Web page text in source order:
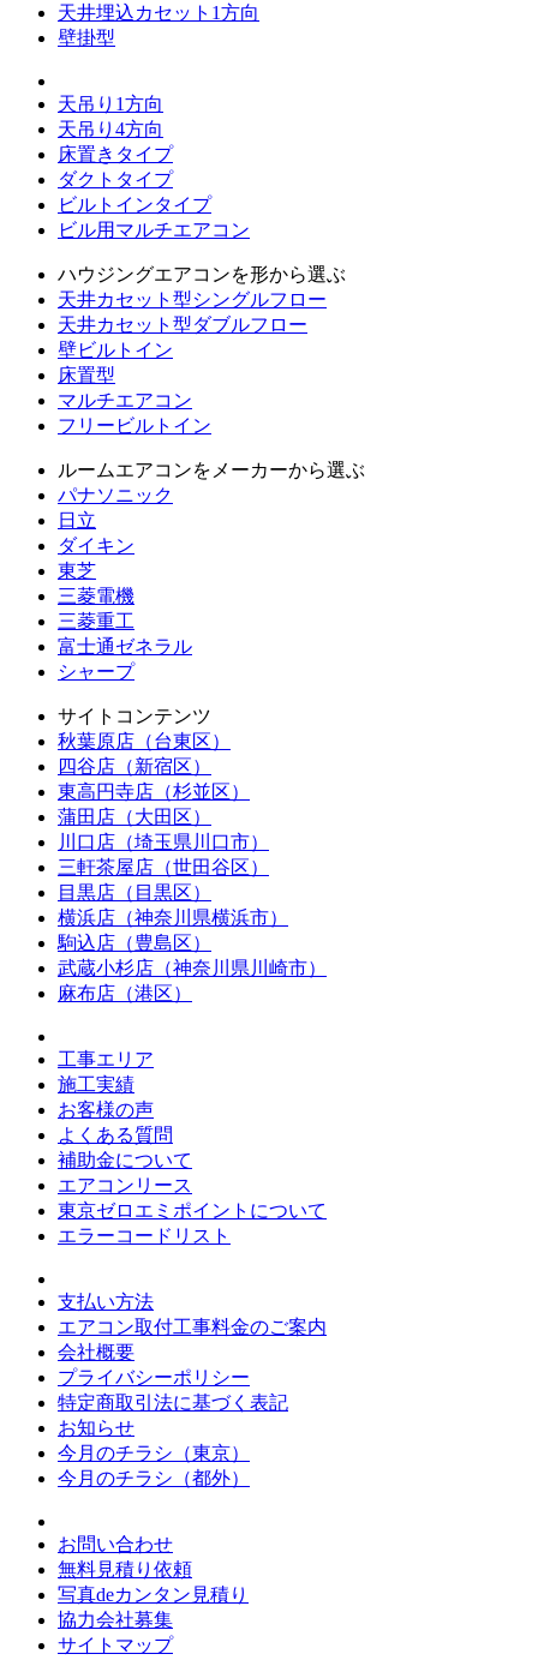
天井埋込カセット1方向
壁掛型
天吊り1方向
天吊り4方向
床置きタイプ
ダクトタイプ
ビルトインタイプ
ビル用マルチエアコン
ハウジングエアコンを形から選ぶ
天井カセット型シングルフロー
天井カセット型ダブルフロー
壁ビルトイン
床置型
マルチエアコン
フリービルトイン
ルームエアコンをメーカーから選ぶ
パナソニック
日立
ダイキン
東芝
三菱電機
三菱重工
富士通ゼネラル
シャープ
サイトコンテンツ
秋葉原店（台東区）
四谷店（新宿区）
東高円寺店（杉並区）
蒲田店（大田区）
川口店（埼玉県川口市）
三軒茶屋店（世田谷区）
目黒店（目黒区）
横浜店（神奈川県横浜市）
駒込店（豊島区）
武蔵小杉店（神奈川県川崎市）
麻布店（港区）
工事エリア
施工実績
お客様の声
よくある質問
補助金について
エアコンリース
東京ゼロエミポイントについて
エラーコードリスト
支払い方法
エアコン取付工事料金のご案内
会社概要
プライバシーポリシー
特定商取引法に基づく表記
お知らせ
今月のチラシ（東京）
今月のチラシ（都外）
お問い合わせ
無料見積り依頼
写真deカンタン見積り
協力会社募集
サイトマップ